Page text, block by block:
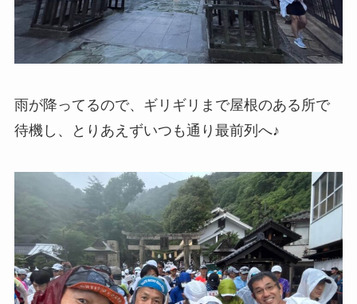
雨が降ってるので、ギリギリまで屋根のある所で
待機し、とりあえずいつも通り最前列へ♪